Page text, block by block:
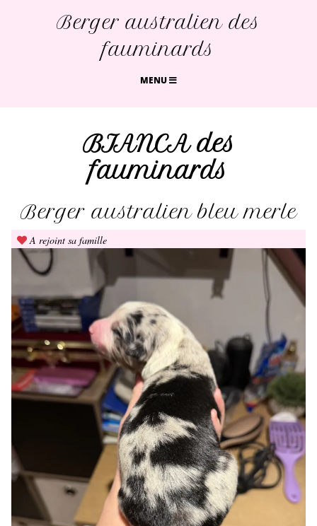
Berger australien des
fauminards
MENU
BIANCA des
fauminards
Berger australien bleu merle
A rejoint sa famille